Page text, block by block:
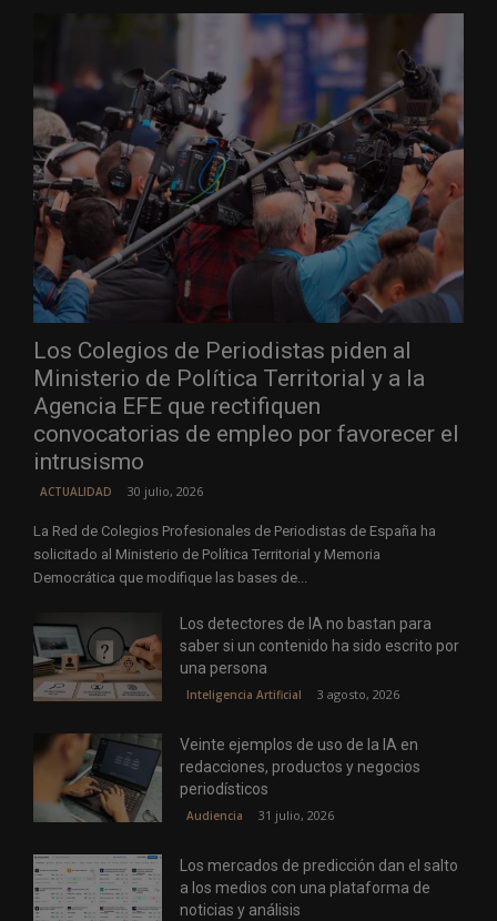
Los Colegios de Periodistas piden al
Ministerio de Política Territorial y a la
Agencia EFE que rectifiquen
convocatorias de empleo por favorecer el
intrusismo
ACTUALIDAD 30 julio, 2026
La Red de Colegios Profesionales de Periodistas de España ha
solicitado al Ministerio de Política Territorial y Memoria
Democrática que modifique las bases de...
Los detectores de IA no bastan para
saber si un contenido ha sido escrito por
una persona
Inteligencia Artificial 3 agosto, 2026
Veinte ejemplos de uso de la IA en
redacciones, productos y negocios
periodísticos
Audiencia 31 julio, 2026
Los mercados de predicción dan el salto
a los medios con una plataforma de
noticias y análisis